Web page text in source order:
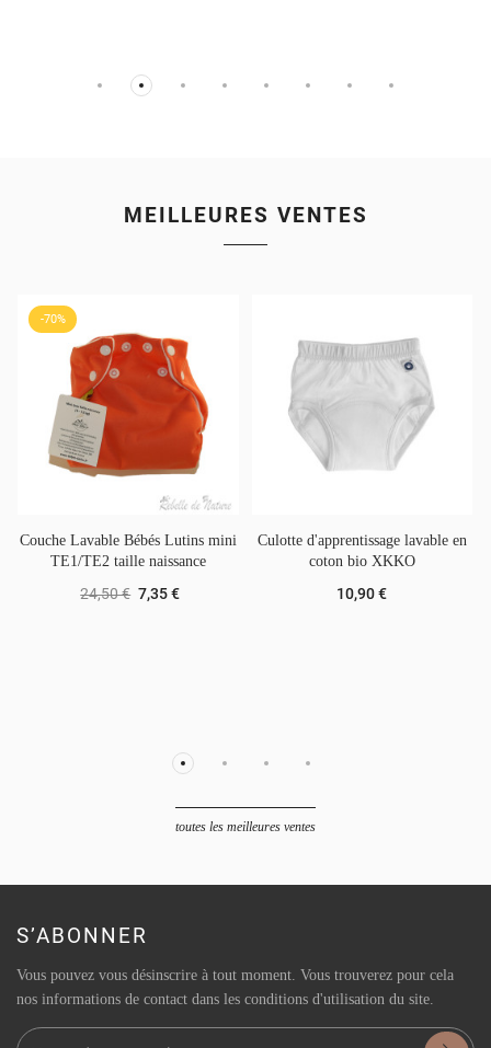
MEILLEURES VENTES
-70%
Couche Lavable Bébés Lutins mini
TE1/TE2 taille naissance
24,50 € 7,35 €
Culotte d'apprentissage lavable en
coton bio XKKO
10,90 €
toutes les meilleures ventes
S’ABONNER
Vous pouvez vous désinscrire à tout moment. Vous trouverez pour cela
nos informations de contact dans les conditions d'utilisation du site.